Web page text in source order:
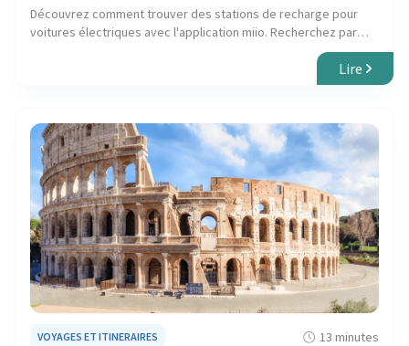
Découvrez comment trouver des stations de recharge pour
voitures électriques avec l'application miio. Recherchez par
Lire
VOYAGES ET ITINERAIRES 13 minutes